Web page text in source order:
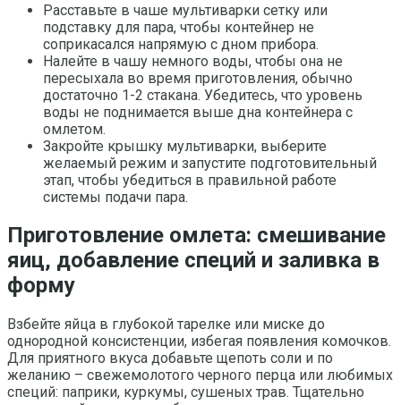
Расставьте в чаше мультиварки сетку или
подставку для пара, чтобы контейнер не
соприкасался напрямую с дном прибора.
Налейте в чашу немного воды, чтобы она не
пересыхала во время приготовления, обычно
достаточно 1-2 стакана. Убедитесь, что уровень
воды не поднимается выше дна контейнера с
омлетом.
Закройте крышку мультиварки, выберите
желаемый режим и запустите подготовительный
этап, чтобы убедиться в правильной работе
системы подачи пара.
Приготовление омлета: смешивание
яиц, добавление специй и заливка в
форму
Взбейте яйца в глубокой тарелке или миске до
однородной консистенции, избегая появления комочков.
Для приятного вкуса добавьте щепоть соли и по
желанию – свежемолотого черного перца или любимых
специй: паприки, куркумы, сушеных трав. Тщательно